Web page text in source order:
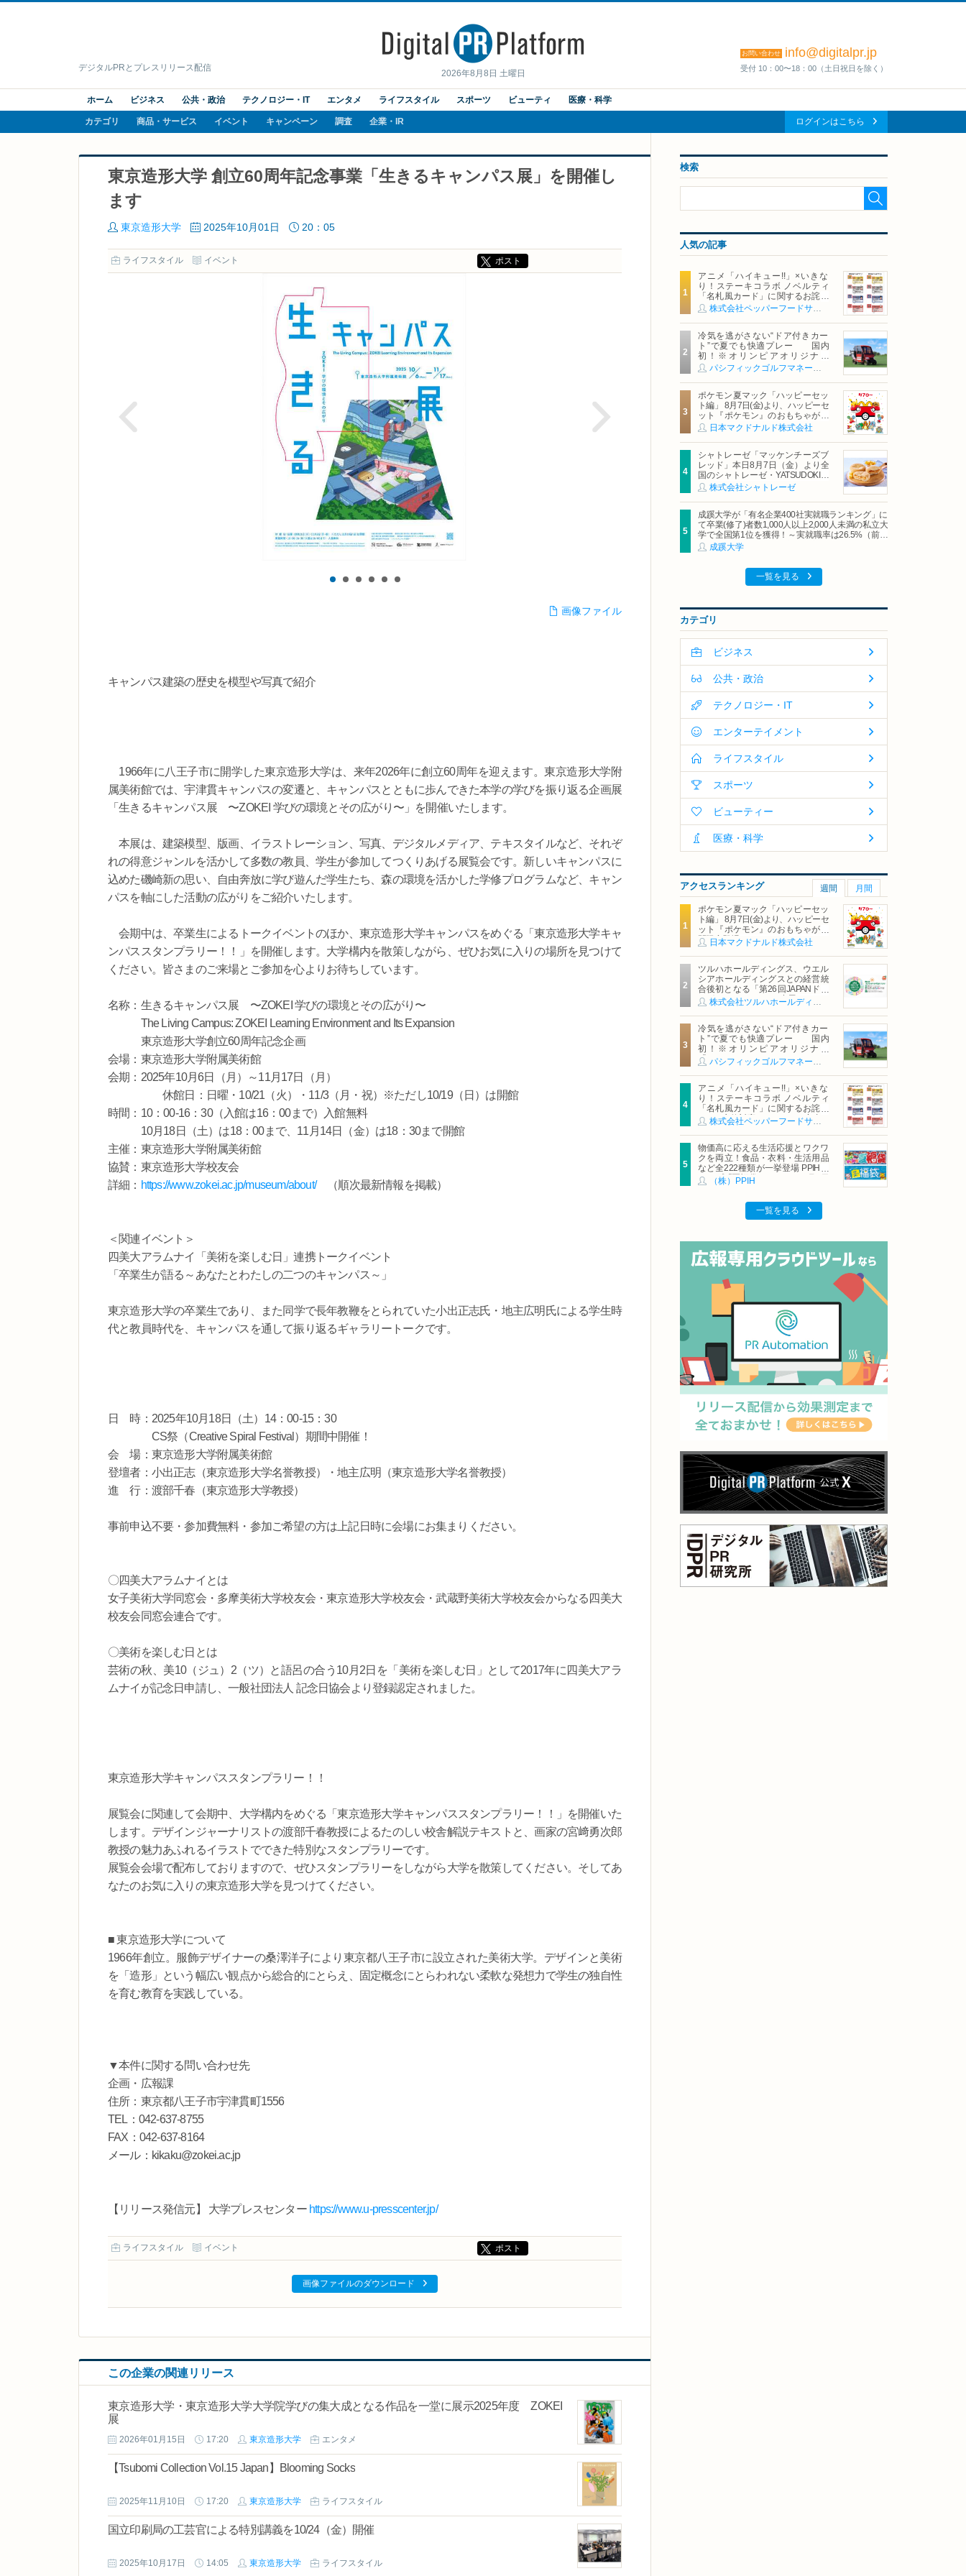
2026年8月8日 土曜日
デジタルPRとプレスリリース配信
お問い合わせ info@digitalpr.jp
受付 10：00〜18：00（土日祝日を除く）
ホーム ビジネス 公共・政治 テクノロジー・IT エンタメ ライフスタイル スポーツ ビューティ 医療・科学
カテゴリ 商品・サービス イベント キャンペーン 調査 企業・IR ログインはこちら
東京造形大学 創立60周年記念事業「生きるキャンパス展」を開催し
ます
東京造形大学 2025年10月01日 20：05
ライフスタイル イベント ポスト
画像ファイル
キャンパス建築の歴史を模型や写真で紹介
1966年に八王子市に開学した東京造形大学は、来年2026年に創立60周年を迎えます。東京造形大学附
属美術館では、宇津貫キャンパスの変遷と、キャンパスとともに歩んできた本学の学びを振り返る企画展
「生きるキャンパス展 〜ZOKEI 学びの環境とその広がり〜」を開催いたします。
本展は、建築模型、版画、イラストレーション、写真、デジタルメディア、テキスタイルなど、それぞ
れの得意ジャンルを活かして多数の教員、学生が参加してつくりあげる展覧会です。新しいキャンパスに
込めた磯崎新の思い、自由奔放に学び遊んだ学生たち、森の環境を活かした学修プログラムなど、キャン
パスを軸にした活動の広がりをご紹介いたします。
会期中は、卒業生によるトークイベントのほか、東京造形大学キャンパスをめぐる「東京造形大学キャ
ンパススタンプラリー！！」を開催します。大学構内を散策しながら、ぜひお気に入りの場所を見つけて
ください。皆さまのご来場とご参加を心よりお待ちしています。
名称：生きるキャンパス展 〜ZOKEI 学びの環境とその広がり〜
The Living Campus: ZOKEI Learning Environment and Its Expansion
東京造形大学創立60周年記念企画
会場：東京造形大学附属美術館
会期：2025年10月6日（月）～11月17日（月）
休館日：日曜・10/21（火）・11/3（月・祝）※ただし10/19（日）は開館
時間：10：00-16：30（入館は16：00まで）入館無料
10月18日（土）は18：00まで、11月14日（金）は18：30まで開館
主催：東京造形大学附属美術館
協賛：東京造形大学校友会
詳細： https://www.zokei.ac.jp/museum/about/（順次最新情報を掲載）
＜関連イベント＞
四美大アラムナイ「美術を楽しむ日」連携トークイベント
「卒業生が語る～あなたとわたしの二つのキャンパス～」
東京造形大学の卒業生であり、また同学で長年教鞭をとられていた小出正志氏・地主広明氏による学生時
代と教員時代を、キャンパスを通して振り返るギャラリートークです。
日 時：2025年10月18日（土）14：00-15：30
CS祭（Creative Spiral Festival）期間中開催！
会 場：東京造形大学附属美術館
登壇者：小出正志（東京造形大学名誉教授）・地主広明（東京造形大学名誉教授）
進 行：渡部千春（東京造形大学教授）
事前申込不要・参加費無料・参加ご希望の方は上記日時に会場にお集まりください。
〇四美大アラムナイとは
女子美術大学同窓会・多摩美術大学校友会・東京造形大学校友会・武蔵野美術大学校友会からなる四美大
校友会同窓会連合です。
〇美術を楽しむ日とは
芸術の秋、美10（ジュ）2（ツ）と語呂の合う10月2日を「美術を楽しむ日」として2017年に四美大アラ
ムナイが記念日申請し、一般社団法人 記念日協会より登録認定されました。
東京造形大学キャンパススタンプラリー！！
展覧会に関連して会期中、大学構内をめぐる「東京造形大学キャンパススタンプラリー！！」を開催いた
します。デザインジャーナリストの渡部千春教授によるたのしい校舎解説テキストと、画家の宮﨑勇次郎
教授の魅力あふれるイラストでできた特別なスタンプラリーです。
展覧会会場で配布しておりますので、ぜひスタンプラリーをしながら大学を散策してください。そしてあ
なたのお気に入りの東京造形大学を見つけてください。
■ 東京造形大学について
1966年創立。服飾デザイナーの桑澤洋子により東京都八王子市に設立された美術大学。デザインと美術
を「造形」という幅広い観点から総合的にとらえ、固定概念にとらわれない柔軟な発想力で学生の独自性
を育む教育を実践している。
▼本件に関する問い合わせ先
企画・広報課
住所：東京都八王子市宇津貫町1556
TEL：042-637-8755
FAX：042-637-8164
メール：kikaku@zokei.ac.jp
【リリース発信元】 大学プレスセンター https://www.u-presscenter.jp/
ライフスタイル イベント ポスト
画像ファイルのダウンロード
この企業の関連リリース
東京造形大学・東京造形大学大学院学びの集大成となる作品を一堂に展示2025年度 ZOKEI
展
2026年01月15日 17:20 東京造形大学 エンタメ
【Tsubomi Collection Vol.15 Japan】Blooming Socks
2025年11月10日 17:20 東京造形大学 ライフスタイル
国立印刷局の工芸官による特別講義を10/24（金）開催
2025年10月17日 14:05 東京造形大学 ライフスタイル
検索
人気の記事
アニメ「ハイキュー!!」×いきな
り！ステーキコラボ ノベルティ
「名札風カード」に関するお詫び
および交換対応についてのご案内
冷気を逃がさない“ドア付きカー
ト”で夏でも快適プレー 国内
初！※オリンピアオリジナル
「AirCon Cart（エアコンカー
ト）」導入 | ＰＧＭ
ポケモン夏マック「ハッピーセッ
ト編」 8月7日(金)より、ハッピーセ
ット『ポケモン』のおもちゃが期
間限定登場
日本マクドナルド株式会社
シャトレーゼ「マッケンチーズブ
レッド」本日8月7日（金）より全
国のシャトレーゼ・YATSUDOKIで
発売株式会社シャトレーゼ
成蹊大学が「有名企業400社実就職ランキング」に
て卒業(修了)者数1,000人以上2,000人未満の私立大
学で全国第1位を獲得！～実就職率は26.5%（前年
比＋4.3pt）に伸長、東京の私立大学でも10位にラ
ンクイン～
成蹊大学
一覧を見る
カテゴリ
ビジネス
公共・政治
テクノロジー・IT
エンターテイメント
ライフスタイル
スポーツ
ビューティー
医療・科学
アクセスランキング 週間 月間
ポケモン夏マック「ハッピーセッ
ト編」 8月7日(金)より、ハッピーセ
ット『ポケモン』のおもちゃが期
間限定登場
日本マクドナルド株式会社
ツルハホールディングス、ウエル
シアホールディングスとの経営統
合後初となる「第26回JAPANドラ
ッグストアショー」に出展
冷気を逃がさない“ドア付きカー
ト”で夏でも快適プレー 国内
初！※オリンピアオリジナル
「AirCon Cart（エアコンカー
ト）」導入 | ＰＧＭ
アニメ「ハイキュー!!」×いきな
り！ステーキコラボ ノベルティ
「名札風カード」に関するお詫び
および交換対応についてのご案内
物価高に応える生活応援とワクワ
クを両立！食品・衣料・生活用品
など全222種類が一挙登場 PPIHグ
ループ「夏福袋」＆セール 8月6日
(木)より順次スタート
（株）PPIH
一覧を見る